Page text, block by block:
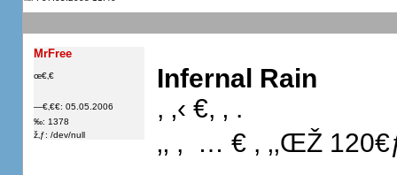
MrFree
œ€‚€
—€‚€€: 05.05.2006
‰: 1378
ž‚ƒ: /dev/null
Infernal Rain
, ‚‹ €, ‚ .
‚‚ ,  … € , ‚‚ŒŽ